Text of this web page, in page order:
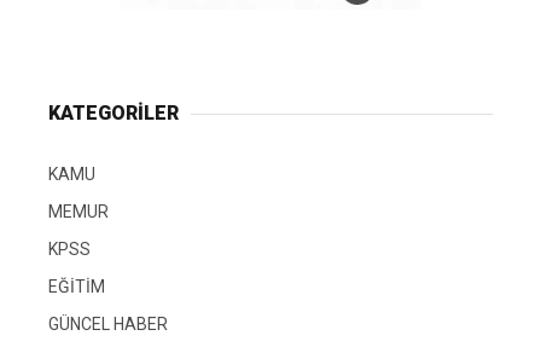
KATEGORİLER
KAMU
MEMUR
KPSS
EĞİTİM
GÜNCEL HABER